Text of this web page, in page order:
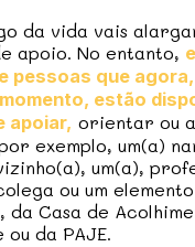
da vida vais
apoio. No entanto,
pessoas que
estão
apoiar, orientar ou
exemplo, um(a)
um(a),
ou um
da Casa de
ou da PAJE.